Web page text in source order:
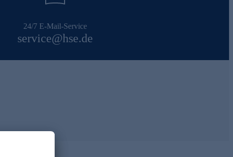
24/7 E-Mail-Service
service@hse.de